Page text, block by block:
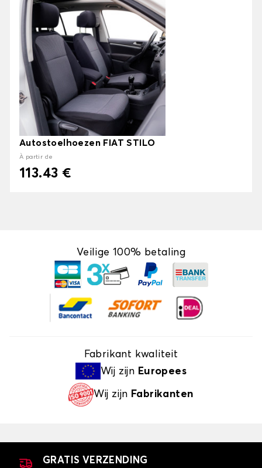
Autostoelhoezen FIAT STILO
À partir de
113.43 €
Veilige 100% betaling
Fabrikant kwaliteit
Wij zijn Europees
Wij zijn Fabrikanten
GRATIS VERZENDING